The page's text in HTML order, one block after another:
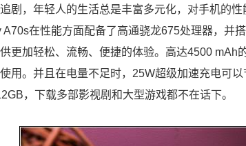
剧，年轻人的生活总是丰富多元化，对手机的
A70s在性能方面配备了高通骁龙675处理器，并
更加轻松、流畅、便捷的体验。高达4500 mAh
用。并且在电量不足时，25W超级加速充电可
，下载多部影视剧和大型游戏都不在话下。